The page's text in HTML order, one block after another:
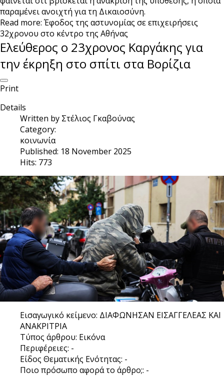
παραμένει ανοιχτή για τη Δικαιοσύνη.
Read more: Έφοδος της αστυνομίας σε επιχειρήσεις
32χρονου στο κέντρο της Αθήνας
Ελεύθερος ο 23χρονος Καργάκης για
την έκρηξη στο σπίτι στα Βορίζια
Print
Details
Written by Στέλιος Γκαβούνας
Category:
κοινωνία
Published: 18 November 2025
Hits: 773
Εισαγωγικό κείμενο: ΔΙΑΦΩΝΗΣΑΝ ΕΙΣΑΓΓΕΛΕΑΣ ΚΑΙ
ΑΝΑΚΡΙΤΡΙΑ
Τύπος άρθρου: Εικόνα
Περιφέρειες: -
Είδος Θεματικής Ενότητας: -
Ποιο πρόσωπο αφορά το άρθρο;: -